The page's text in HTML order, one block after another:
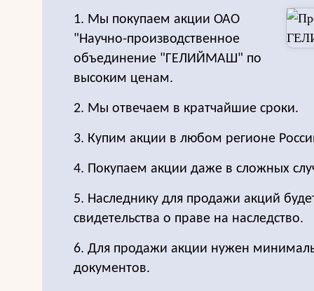
1. Мы покупаем акции ОАО
"Научно-производственное
объединение "ГЕЛИЙМАШ" по
высоким ценам.
2. Мы отвечаем в кратчайшие сроки.
3. Купим акции в любом регионе
4. Покупаем акции даже в сложных
5. Наследнику для продажи акций
свидетельства о праве на наследство.
6. Для продажи акции нужен
документов.